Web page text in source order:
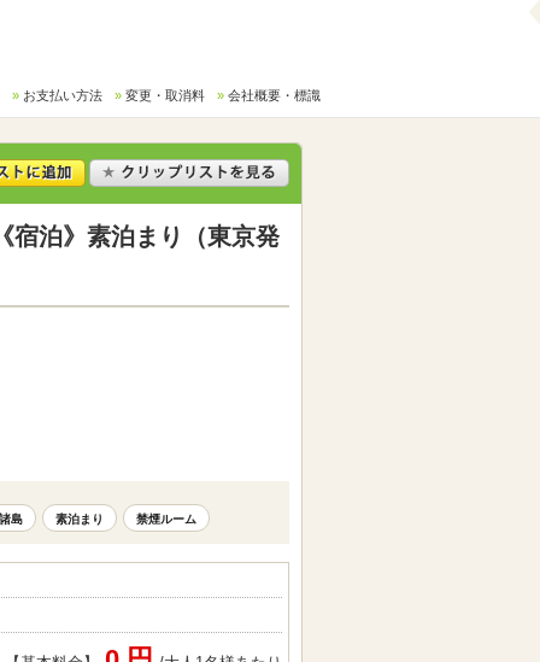
お支払い方法 変更・取消料 会社概要・標識
宿泊》素泊まり（東京発
島 素泊まり 禁煙ルーム